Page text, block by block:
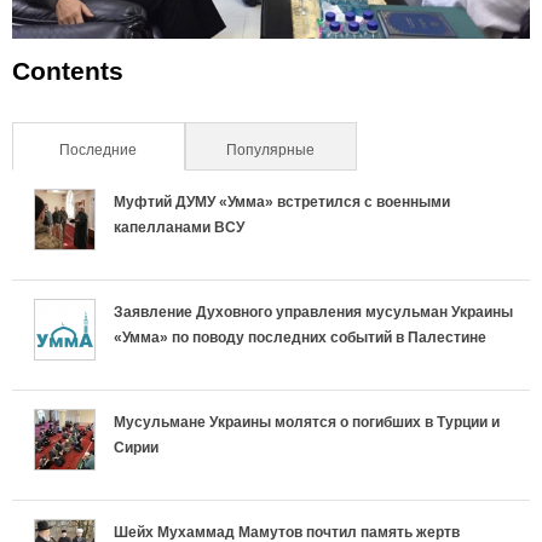
Contents
Последние (активная вкладка)Популярные
Муфтий ДУМУ «Умма» встретился с военными
капелланами ВСУ
Заявление Духовного управления мусульман Украины
«Умма» по поводу последних событий в Палестине
Мусульмане Украины молятся о погибших в Турции и
Сирии
Шейх Мухаммад Мамутов почтил память жертв